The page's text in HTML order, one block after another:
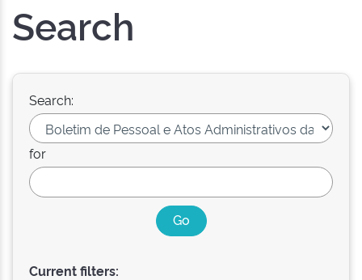
Search
Search:
for
Current filters: